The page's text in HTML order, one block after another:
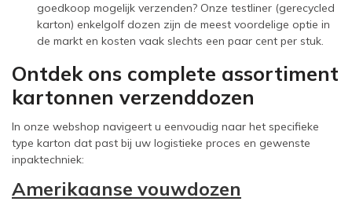
goedkoop mogelijk verzenden? Onze testliner (gerecycled
karton) enkelgolf dozen zijn de meest voordelige optie in
de markt en kosten vaak slechts een paar cent per stuk.
Ontdek ons complete assortiment
kartonnen verzenddozen
In onze webshop navigeert u eenvoudig naar het specifieke
type karton dat past bij uw logistieke proces en gewenste
inpaktechniek:
Amerikaanse vouwdozen